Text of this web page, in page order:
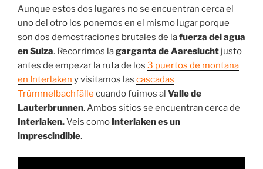
Aunque estos dos lugares no se encuentran cerca el
uno del otro los ponemos en el mismo lugar porque
son dos demostraciones brutales de lafuerza del agua
en Suiza. Recorrimos lagarganta de Aareslucht justo
antes de empezar la ruta de los 3 puertos de montaña
en Interlaken y visitamos las cascadas
Trümmelbachfälle cuando fuimos al Valle de
Lauterbrunnen. Ambos sitios se encuentran cerca de
Interlaken.Veis como Interlaken es un
imprescindible.